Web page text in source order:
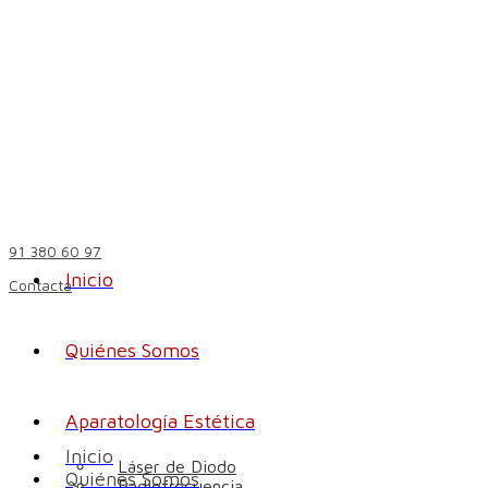
91 380 60 97
ContactaInicio
Quiénes Somos
Aparatología Estética
Láser de Diodo
Inicio
Quiénes Somos